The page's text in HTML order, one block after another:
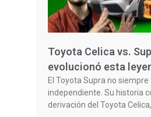
Toyota Celica vs.
evolucionó esta
El Toyota Supra no
independiente. Su historia
derivación del Toyota